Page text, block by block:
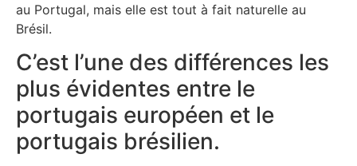
au Portugal, mais elle est tout à fait naturelle au
Brésil.
C’est l’une des différences les
plus évidentes entre le
portugais européen et le
portugais brésilien.